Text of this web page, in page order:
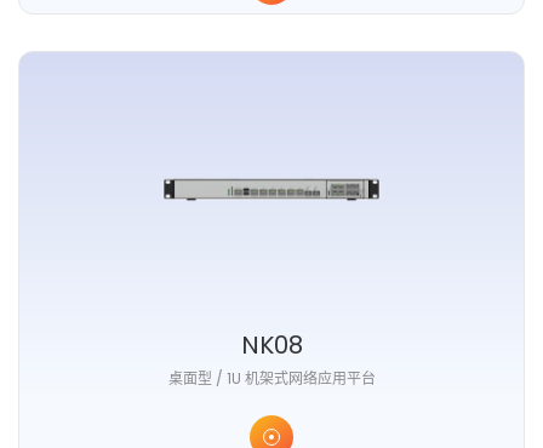
NK08
桌面型 / 1U 机架式网络应用平台